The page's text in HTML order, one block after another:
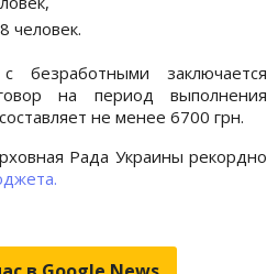
человек.
безработными заключается
на период выполнения
не менее 6700 грн.
Рада Украины рекордно